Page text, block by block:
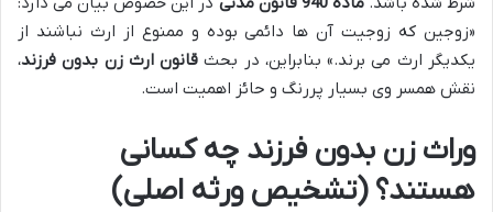
«زوجین که زوجیت آن ها دائمی بوده و ممنوع از ارث نباشند از
یکدیگر ارث می برند.» بنابراین، در بحث قانون ارث زن بدون فرزند،
نقش همسر وی بسیار پررنگ و حائز اهمیت است.
وراث زن بدون فرزند چه کسانی
هستند؟ (تشخیص ورثه اصلی)